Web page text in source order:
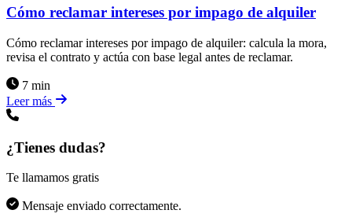
Cómo reclamar intereses por impago de alquiler
Cómo reclamar intereses por impago de alquiler: calcula la mora,
revisa el contrato y actúa con base legal antes de reclamar.
7 min
Leer más
¿Tienes dudas?
Te llamamos gratis
Mensaje enviado correctamente.